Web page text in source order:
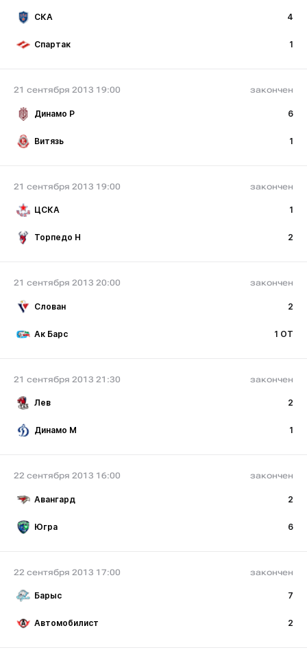
СКА 4
Спартак 1
21 сентября 2013 19:00 закончен
Динамо Р 6
Витязь 1
21 сентября 2013 19:00 закончен
ЦСКА 1
Торпедо Н 2
21 сентября 2013 20:00 закончен
Слован 2
Ак Барс 1 ОТ
21 сентября 2013 21:30 закончен
Лев 2
Динамо М 1
22 сентября 2013 16:00 закончен
Авангард 2
Югра 6
22 сентября 2013 17:00 закончен
Барыс 7
Автомобилист 2